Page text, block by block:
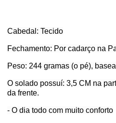
Cabedal: Tecido
Fechamento: Por cadarço na
Peso: 244 gramas (o pé),
O solado possuí: 3,5 CM na
da frente.
- O dia todo com muito conforto